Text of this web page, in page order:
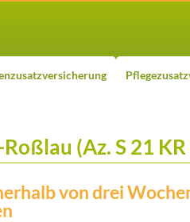
(Az. S 21
von drei